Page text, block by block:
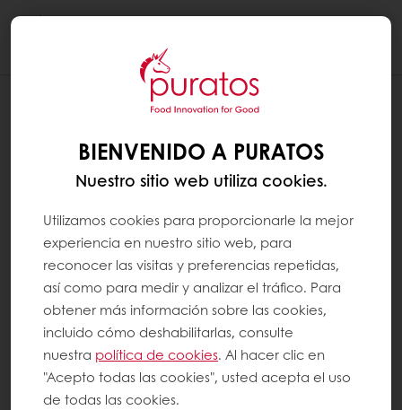
BIENVENIDO A PURATOS
Nuestro sitio web utiliza cookies.
Utilizamos cookies para proporcionarle la mejor
experiencia en nuestro sitio web, para
reconocer las visitas y preferencias repetidas,
así como para medir y analizar el tráfico. Para
obtener más información sobre las cookies,
incluido cómo deshabilitarlas, consulte
nuestra política de cookies. Al hacer clic en
"Acepto todas las cookies", usted acepta el uso
de todas las cookies.